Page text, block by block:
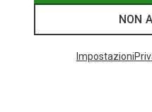
NON
Impostazioni